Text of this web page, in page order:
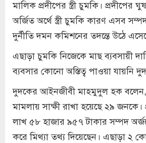
মালিক প্রদীপের স্ত্রী চুমকি। প্রদীপের
অর্জিত অর্থে স্ত্রী চুমকি কারণ এসব
দুর্নীতি দমন কমিশনের তদন্তে উঠে
এছাড়া চুমকি নিজেকে মাছ ব্যবসায়ী
ব্যবসার কোনো অস্তিত্ব পাওয়া যায়নি
দুদকের আইনজীবী মাহমুদুল হক
মামলায় সাক্ষী রাখা হয়েছে ২৯ জনকে।
লাখ ৫৮ হাজার ৯৫৭ টাকার সম্পদ
করে মিথ্যা তথ্য দিয়েছেন। এছাড়া ২